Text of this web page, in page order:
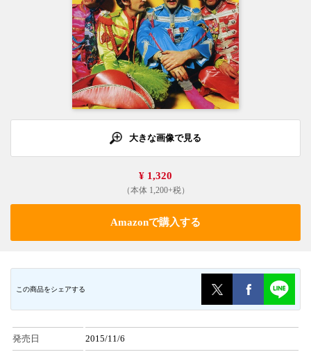
大きな画像で見る
¥ 1,320
（本体 1,200+税）
Amazonで購入する
この商品をシェアする
発売日 2015/11/6